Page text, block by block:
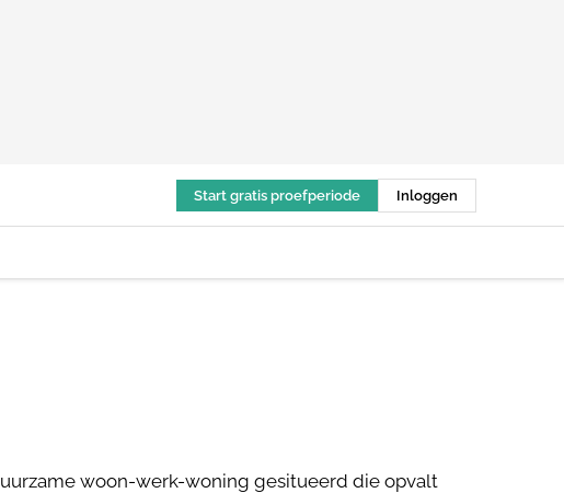
Start gratis proefperiode Inloggen
woon-werk-woning gesitueerd die opvalt